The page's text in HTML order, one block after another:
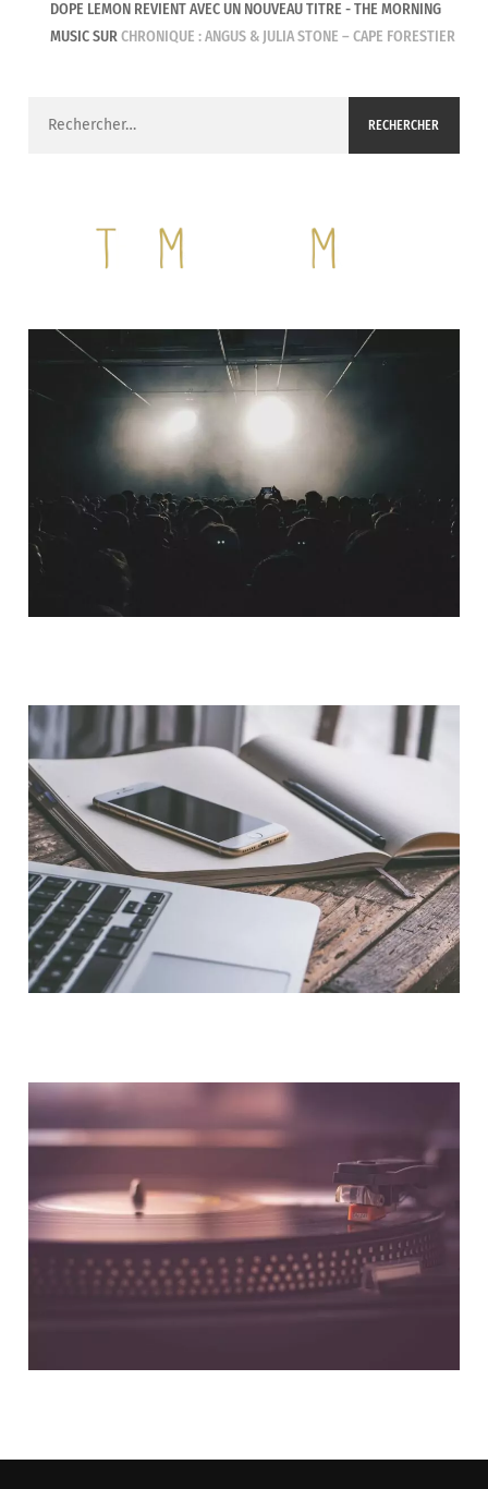
DOPE LEMON REVIENT AVEC UN NOUVEAU TITRE - THE MORNING
MUSICSURCHRONIQUE : ANGUS & JULIA STONE – CAPE FORESTIER